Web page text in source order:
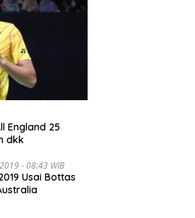
England 25
dkk
- 08:43 WIB
Usai Bottas